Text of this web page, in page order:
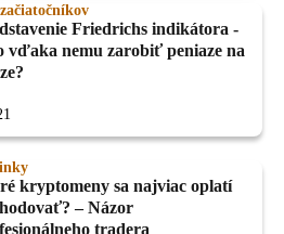
Friedrichs indikátora -
vďaka nemu zarobiť peniaze na
kryptomeny sa najviac oplatí
– Názor
tradera